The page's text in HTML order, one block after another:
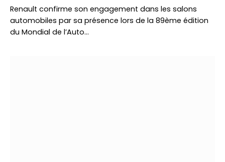
Renault confirme son engagement dans les salons
automobiles par sa présence lors de la 89ème édition
du Mondial de l’Auto…